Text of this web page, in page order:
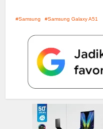
Samsung Samsung Galaxy A51